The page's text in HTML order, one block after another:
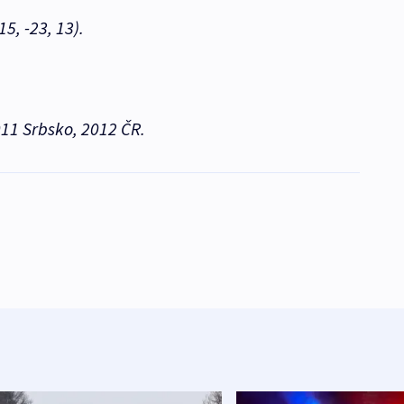
-23, 13).
Srbsko, 2012 ČR.